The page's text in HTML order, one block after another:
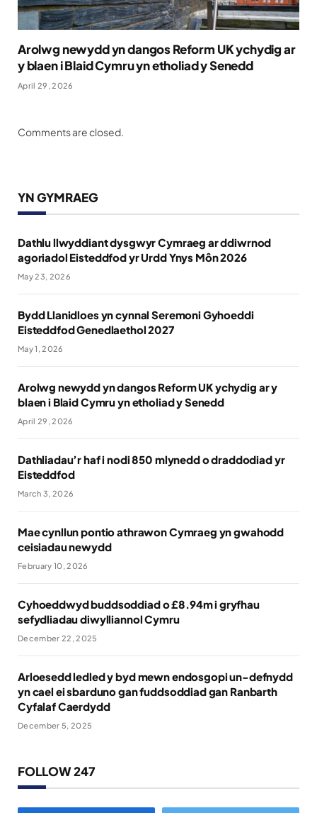
Arolwg newydd yn dangos Reform UK ychydig ar
y blaen i Blaid Cymru yn etholiad y Senedd
April 29, 2026
Comments are closed.
YN GYMRAEG
Dathlu llwyddiant dysgwyr Cymraeg ar ddiwrnod
agoriadol Eisteddfod yr Urdd Ynys Môn 2026
May 23, 2026
Bydd Llanidloes yn cynnal Seremoni Gyhoeddi
Eisteddfod Genedlaethol 2027
May 1, 2026
Arolwg newydd yn dangos Reform UK ychydig ar y
blaen i Blaid Cymru yn etholiad y Senedd
April 29, 2026
Dathliadau’r haf i nodi 850 mlynedd o draddodiad yr
Eisteddfod
March 3, 2026
Mae cynllun pontio athrawon Cymraeg yn gwahodd
ceisiadau newydd
February 10, 2026
Cyhoeddwyd buddsoddiad o £8.94m i gryfhau
sefydliadau diwylliannol Cymru
December 22, 2025
Arloesedd ledled y byd mewn endosgopi un-defnydd
yn cael ei sbarduno gan fuddsoddiad gan Ranbarth
Cyfalaf Caerdydd
December 5, 2025
FOLLOW 247